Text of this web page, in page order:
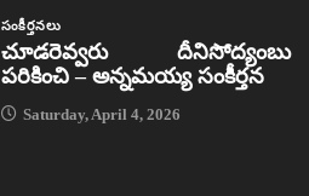
సంకీర్తనలు
చూడరెవ్వరు దీనిసోద్యంబు
పరికించి – అన్నమయ్య సంకీర్తన
Saturday, April 4, 2026